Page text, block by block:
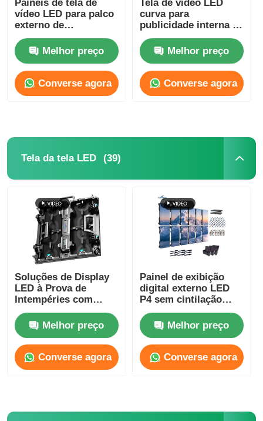
Ecrã LED SMD
Painel de exibição LED exterior
Painéis de tela de
vídeo LED para palco
externo de
500x500mm P3.91
Melhor preço
Converse agora
Tela de vídeo LED
curva para
publicidade interna a
cores, aluguel,
800mcd-1000mcd
Melhor preço
Converse agora
Tela da tela LED (39)
Soluções de Display
LED à Prova de
Intempéries com
Certificação FCC para
Eventos
500mm*1000mm
Melhor preço
Converse agora
Painel de exibição
digital externo LED
P4 sem cintilação
para publicidade, leve
Melhor preço
Converse agora